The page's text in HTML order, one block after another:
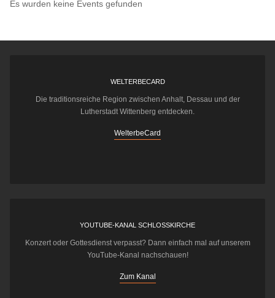
Es wurden keine Events gefunden
WELTERBECARD
Die traditionsreiche Region zwischen Anhalt, Dessau und der
Lutherstadt Wittenberg entdecken.
WelterbeCard
YOUTUBE-KANAL SCHLOSSKIRCHE
Konzert oder Gottesdienst verpasst? Dann einfach mal auf unserem
YouTube-Kanal nachschauen!
Zum Kanal